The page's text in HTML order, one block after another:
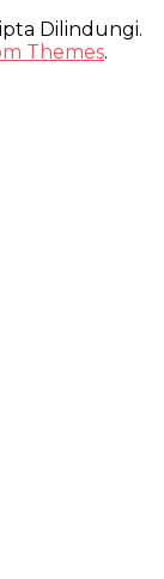
Dilindungi.
Themes.